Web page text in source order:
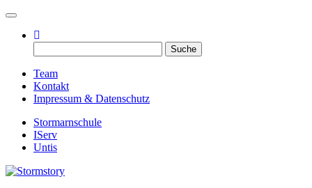
Toggle navigation
nach:
Team
Kontakt
Impressum & Datenschutz
Stormarnschule
IServ
Untis